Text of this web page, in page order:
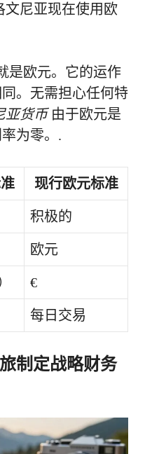
文尼亚现在使用欧
是欧元。它的运作
。无需担心任何特
亚货币由于欧元是
为零。.
现行欧元标准
积极的
欧元
€
每日交易
制定战略财务